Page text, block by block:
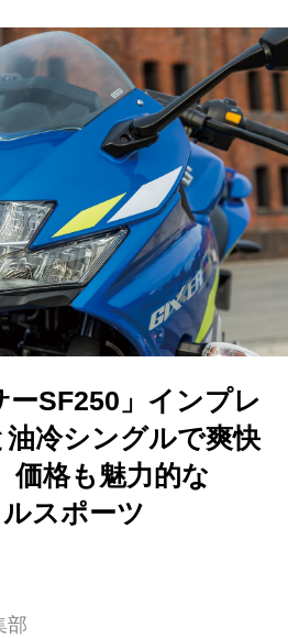
SF250」インプレ
油冷シングルで爽快
価格も魅力的な
スポーツ
部